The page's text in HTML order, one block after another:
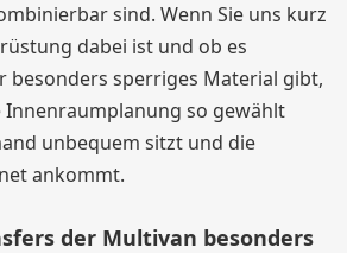
sind. Wenn Sie uns kurz
dabei ist und ob es
besonders sperriges Material gibt,
Innenraumplanung so gewählt
unbequem sitzt und die
ankommt.
der Multivan besonders